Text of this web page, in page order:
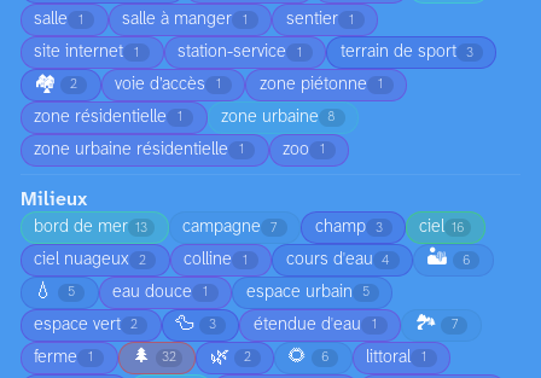
salle 1 salle à manger 1 sentier 1
site internet 1 station-service 1 terrain de sport 3
🏘️ 2 voie d’accès 1 zone piétonne 1
zone résidentielle 1 zone urbaine 8
zone urbaine résidentielle 1 zoo 1
Milieux
bord de mer 13 campagne 7 champ 3 ciel 16
ciel nuageux 2 colline 1 cours d'eau 4 🏜️ 6
💧 5 eau douce 1 espace urbain 5
espace vert 2 🦆 3 étendue d'eau 1 🏞️ 7
ferme 1 🌲 32 🌿 2 🌻 6 littoral 1